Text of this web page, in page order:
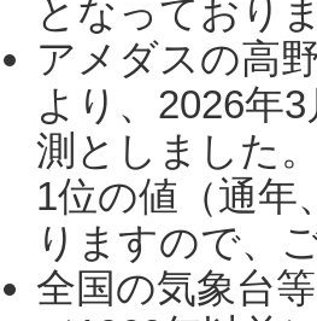
となっており
アメダスの高
より、2026年
測としました
1位の値（通年
りますので、
全国の気象台